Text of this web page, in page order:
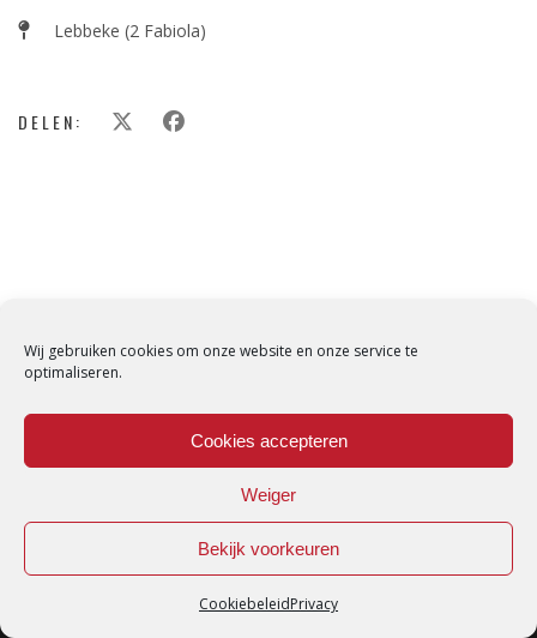
Wij gebruiken cookies om onze website en onze service te
optimaliseren.
Cookies accepteren
Weiger
Bekijk voorkeuren
CookiebeleidPrivacy
Lebbeke (2 Fabiola)
DELEN:
Loredana © Made with love byDirtyHippos